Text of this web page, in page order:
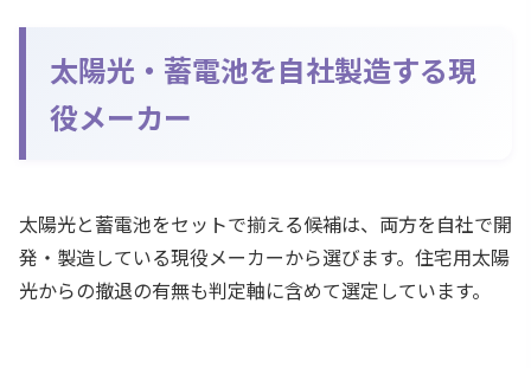
太陽光・蓄電池を自社製造する現
役メーカー
太陽光と蓄電池をセットで揃える候補は、両方を自社で開
発・製造している現役メーカーから選びます。住宅用太陽
光からの撤退の有無も判定軸に含めて選定しています。